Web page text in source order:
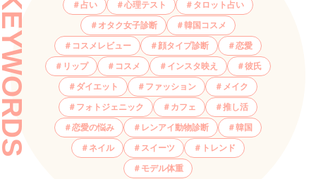
占い 心理テスト タロット占い
オタク女子診断 韓国コスメ
コスメレビュー 顔タイプ診断 恋愛
リップ コスメ インスタ映え 彼氏
ダイエット ファッション メイク
フォトジェニック カフェ 推し活
恋愛の悩み レンアイ動物診断 韓国
ネイル スイーツ トレンド
モデル体重